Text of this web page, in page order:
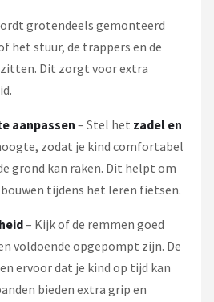
grotendeels gemonteerd
het stuur, de trappers en de
Dit zorgt voor extra
aanpassen – Stel het zadel en
zodat je kind comfortabel
grond kan raken. Dit helpt om
tijdens het leren fietsen.
– Kijk of de remmen goed
voldoende opgepompt zijn. De
ervoor dat je kind op tijd kan
bieden extra grip en